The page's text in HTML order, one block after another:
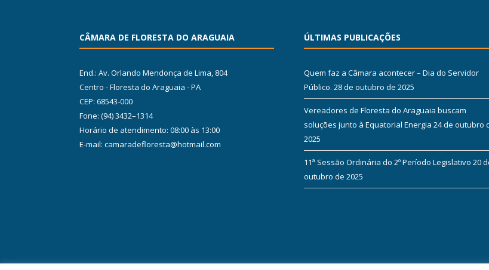
CÂMARA DE FLORESTA DO ARAGUAIA
End.: Av. Orlando Mendonça de Lima, 804
Centro - Floresta do Araguaia - PA
CEP: 68543-000
Fone: (94) 3432–1314
Horário de atendimento: 08:00 às 13:00
E-mail: camaradefloresta@hotmail.com
ÚLTIMAS PUBLICAÇÕES
Quem faz a Câmara acontecer – Dia do Servidor
Público. 28 de outubro de 2025
Vereadores de Floresta do Araguaia buscam
soluções junto à Equatorial Energia 24 de outubro
2025
11ª Sessão Ordinária do 2º Período Legislativo 20
outubro de 2025